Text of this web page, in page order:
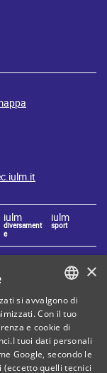
iulm
diversament
e
iulm
sport
ITALIAN
ENGLISH
×
si avvalgono di
Con il tuo
e cookie di
tuoi dati personali
Google, secondo le
quelli tecnici